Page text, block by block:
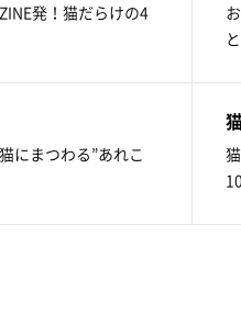
発！猫だらけの4
にまつわる”あれこ